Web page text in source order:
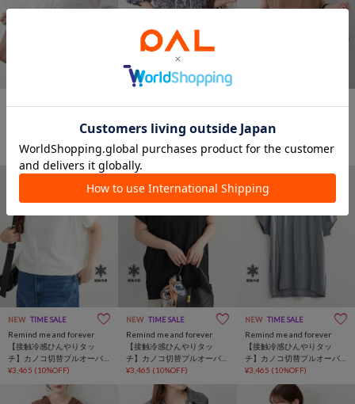
【ワンポイントが効く♪】肩
ブラウス
¥3,960(20%OFF)
【インド綿100%】ピンタッ
¥3,850(22%OFF)
【接触冷感ひんやりタッ
ー
¥3,465 (10%OFF)
NEW TIME SALE
Remind me and forever
【接触冷感ひんやりタッ
チ】カノコ切替プルオーバ
ー
¥3,465 (10%OFF)
NEW TIME SALE
Remind me and forever
【接触冷感ひんやりタッ
チ】カノコ切替プルオーバ
ー
¥3,465 (10%OFF)
NEW TIME SALE
Remind me and forever
【接触冷感ひんやりタッ
チ】カノコ切替プルオーバ
ー
¥3,465 (10%OFF)